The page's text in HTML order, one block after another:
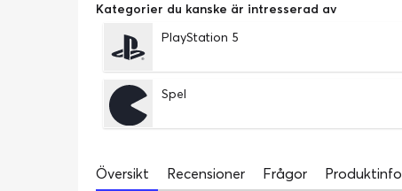
Kategorier du kanske är intresserad av
PlayStation 5
Spel
Översikt Recensioner Frågor Produktinfo